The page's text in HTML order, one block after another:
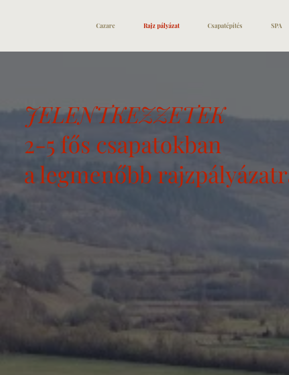
Cazare Rajz pályázat Csapatépítés SPA
JELENTKEZZETEK
2-5 fős csapatokban
a legmenőbb